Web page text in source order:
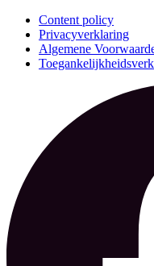
Content policy
Privacyverklaring
Algemene